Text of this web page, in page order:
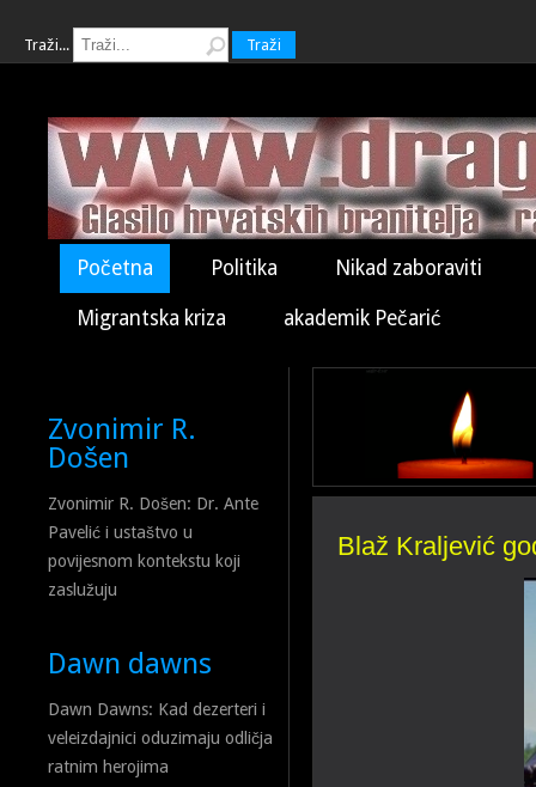
Traži... Traži
Početna Politika Nikad zaboraviti
Migrantska kriza akademik Pečarić
Zvonimir R.
Došen
Zvonimir R. Došen: Dr. Ante
Pavelić i ustaštvo u
povijesnom kontekstu koji
zaslužuju
Dawn dawns
Dawn Dawns: Kad dezerteri i
veleizdajnici oduzimaju odličja
ratnim herojima
Blaž Kraljević